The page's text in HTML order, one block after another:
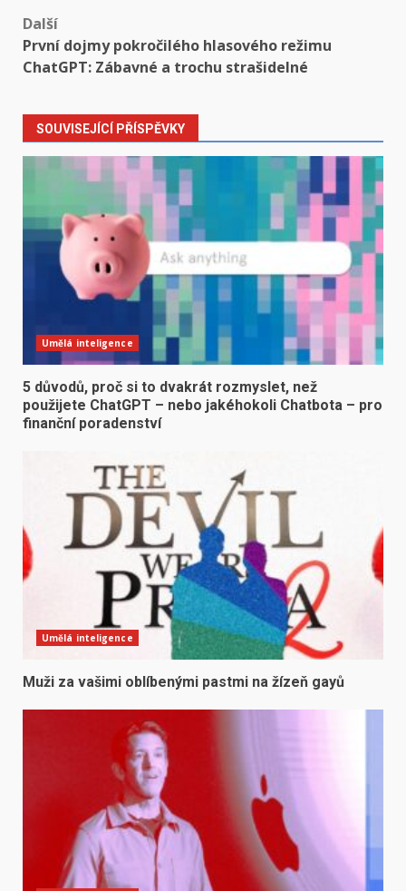
Další
První dojmy pokročilého hlasového režimu
ChatGPT: Zábavné a trochu strašidelné
SOUVISEJÍCÍ PŘÍSPĚVKY
Umělá inteligence
5 důvodů, proč si to dvakrát rozmyslet, než
použijete ChatGPT – nebo jakéhokoli Chatbota – pro
finanční poradenství
Umělá inteligence
Muži za vašimi oblíbenými pastmi na žízeň gayů